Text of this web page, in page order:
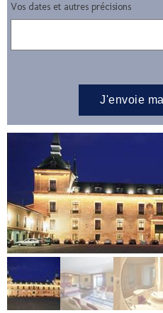
Vos dates et autres précisions